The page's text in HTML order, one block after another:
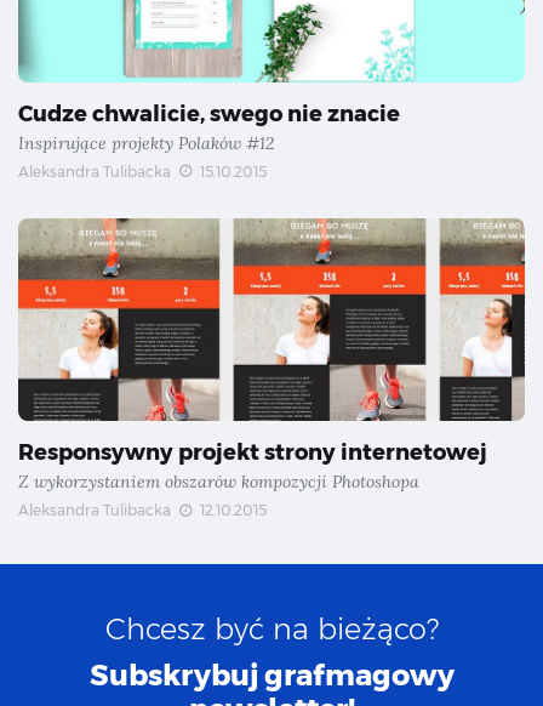
Cudze chwalicie, swego nie znacie
Inspirujące projekty Polaków #12
Aleksandra Tulibacka 15.10.2015
Responsywny projekt strony internetowej
Z wykorzystaniem obszarów kompozycji Photoshopa
Aleksandra Tulibacka 12.10.2015
Chcesz być na bieżąco?
Subskrybuj grafmagowy